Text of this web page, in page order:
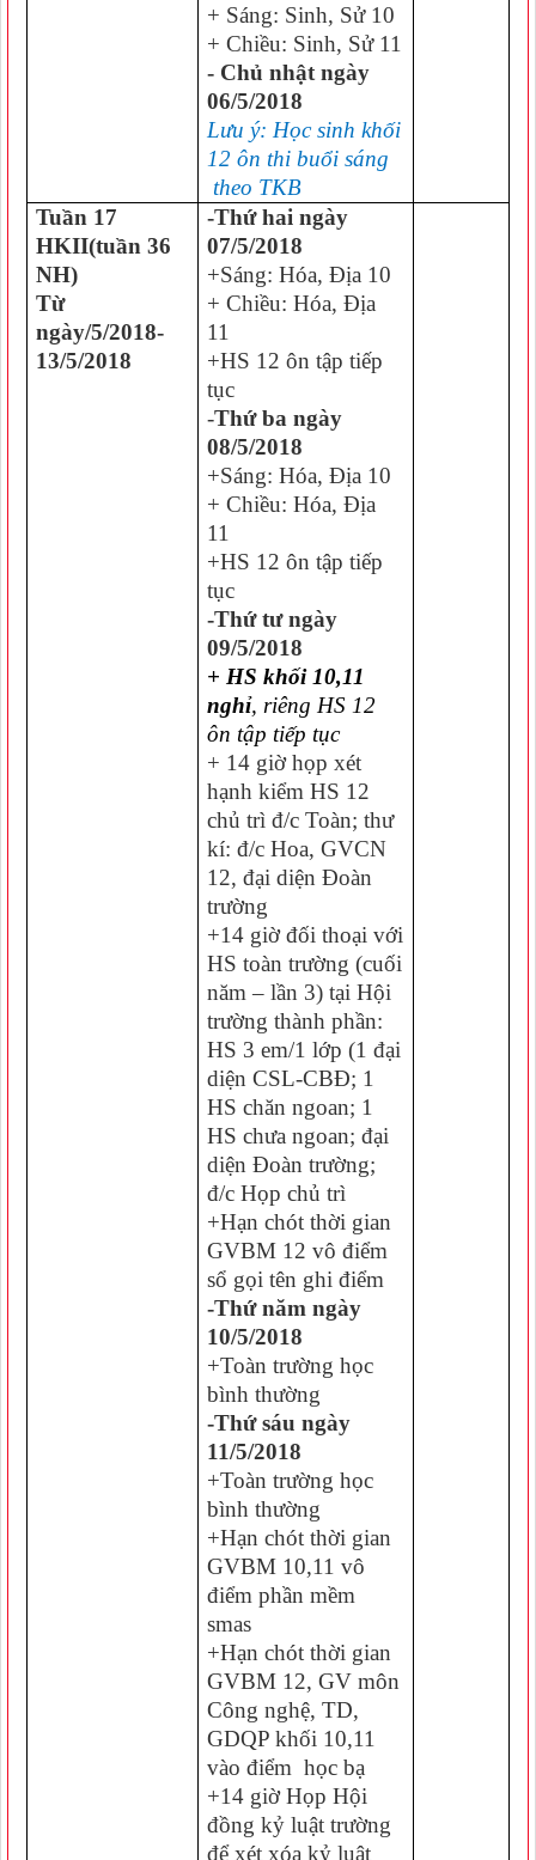
+ Sáng: Sinh, Sử 10
+ Chiều: Sinh, Sử 11
- Chủ nhật ngày
06/5/2018
Lưu ý: Học sinh khối
12 ôn thi buổi sáng
theo TKB
Tuần 17
HKII(tuần 36
NH)
Từ
ngày/5/2018-
13/5/2018
-Thứ hai ngày
07/5/2018
+Sáng: Hóa, Địa 10
+ Chiều: Hóa, Địa
11
+HS 12 ôn tập tiếp
tục
-Thứ ba ngày
08/5/2018
+Sáng: Hóa, Địa 10
+ Chiều: Hóa, Địa
11
+HS 12 ôn tập tiếp
tục
-Thứ tư ngày
09/5/2018
+ HS khối 10,11
nghỉ, riêng HS 12
ôn tập tiếp tục
+ 14 giờ họp xét
hạnh kiểm HS 12
chủ trì đ/c Toàn; thư
kí: đ/c Hoa, GVCN
12, đại diện Đoàn
trường
+14 giờ đối thoại với
HS toàn trường (cuối
năm – lần 3) tại Hội
trường thành phần:
HS 3 em/1 lớp (1 đại
diện CSL-CBĐ; 1
HS chăn ngoan; 1
HS chưa ngoan; đại
diện Đoàn trường;
đ/c Họp chủ trì
+Hạn chót thời gian
GVBM 12 vô điểm
sổ gọi tên ghi điểm
-Thứ năm ngày
10/5/2018
+Toàn trường học
bình thường
-Thứ sáu ngày
11/5/2018
+Toàn trường học
bình thường
+Hạn chót thời gian
GVBM 10,11 vô
điểm phần mềm
smas
+Hạn chót thời gian
GVBM 12, GV môn
Công nghệ, TD,
GDQP khối 10,11
vào điểm học bạ
+14 giờ Họp Hội
đồng kỷ luật trường
để xét xóa kỷ luật